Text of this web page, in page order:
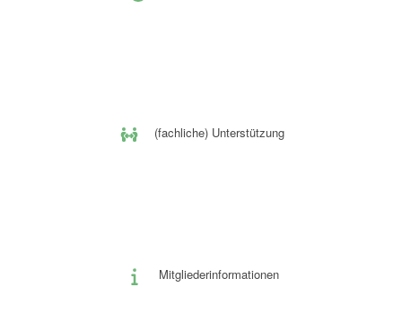
(fachliche) Unterstützung
Mitgliederinformationen